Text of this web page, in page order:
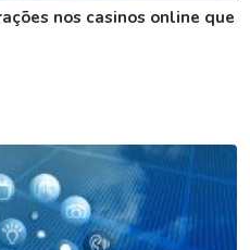
nos casinos online que